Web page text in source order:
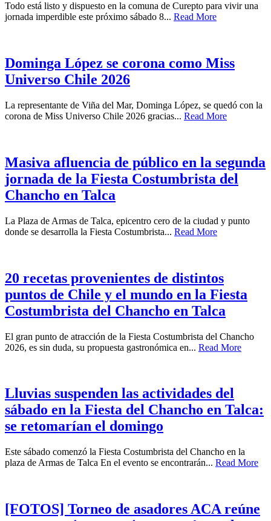
Todo está listo y dispuesto en la comuna de Curepto para vivir una
jornada imperdible este próximo sábado 8... Read More
Dominga López se corona como Miss
Universo Chile 2026
La representante de Viña del Mar, Dominga López, se quedó con la
corona de Miss Universo Chile 2026 gracias... Read More
Masiva afluencia de público en la segunda
jornada de la Fiesta Costumbrista del
Chancho en Talca
La Plaza de Armas de Talca, epicentro cero de la ciudad y punto
donde se desarrolla la Fiesta Costumbrista... Read More
20 recetas provenientes de distintos
puntos de Chile y el mundo en la Fiesta
Costumbrista del Chancho en Talca
El gran punto de atracción de la Fiesta Costumbrista del Chancho
2026, es sin duda, su propuesta gastronómica en... Read More
Lluvias suspenden las actividades del
sábado en la Fiesta del Chancho en Talca:
se retomarían el domingo
Este sábado comenzó la Fiesta Costumbrista del Chancho en la
plaza de Armas de Talca En el evento se encontrarán... Read More
[FOTOS] Torneo de asadores ACA reúne